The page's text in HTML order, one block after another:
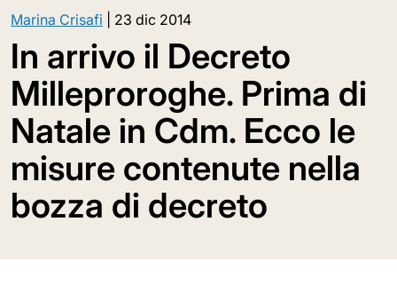
Marina Crisafi 23 dic 2014
In arrivo il Decreto
Milleproroghe. Prima di
Natale in Cdm. Ecco le
misure contenute nella
bozza di decreto